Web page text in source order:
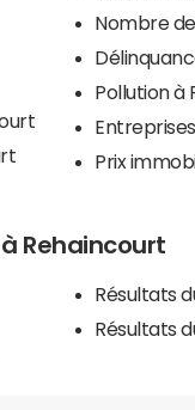
Nombre
Pollution à
Prix
Rehaincourt
Résultats
Résultats